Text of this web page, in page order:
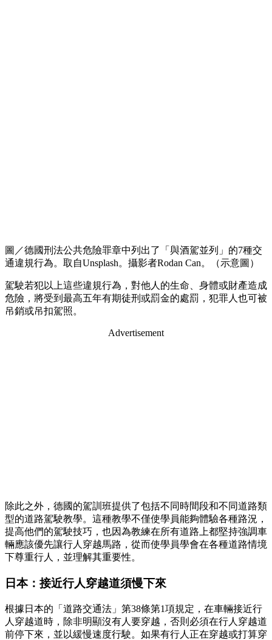
圖／德國刑法公共危險罪章中列出了「與酒駕並列」的7種交
通違規行為。取自Unsplash。攝影者Rodan Can。（示意圖）
駕駛若犯以上這些違規行為，對他人的生命、身體或財產造成
危險，將受到最高五年有期徒刑或罰金的處罰，犯罪人也可被
吊銷或吊扣駕照。
Advertisement
除此之外，德國的駕訓班提供了包括不同時間段和不同道路類
型的道路駕駛教學。這種教學不僅使學員能夠體驗各種路況，
提高他們的駕駛技巧，也因為教練在所有道路上都堅持強調車
輛應該優先讓行人穿越馬路，從而使學員學會在各種道路情境
下尊重行人，並理解其重要性。
日本：接近行人穿越道須慢下來
根據日本的「道路交通法」第38條第1項規定，在車輛接近行
人穿越道時，除非明顯沒有人要穿越，否則必須在行人穿越道
前停下來，並以緩慢速度行駛。如果有行人正在穿越或打算穿